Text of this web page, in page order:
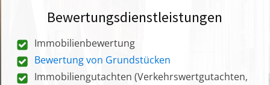
Bewertungsdienstleistungen
Immobilienbewertung
Bewertung von Grundstücken
Immobiliengutachten (Verkehrswertgutachten,